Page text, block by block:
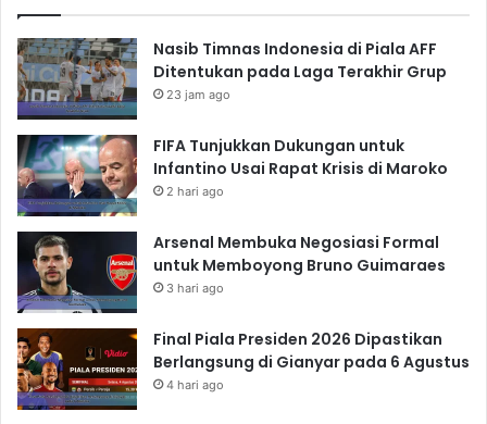
Nasib Timnas Indonesia di Piala AFF
Ditentukan pada Laga Terakhir Grup
23 jam ago
FIFA Tunjukkan Dukungan untuk
Infantino Usai Rapat Krisis di Maroko
2 hari ago
Arsenal Membuka Negosiasi Formal
untuk Memboyong Bruno Guimaraes
3 hari ago
Final Piala Presiden 2026 Dipastikan
Berlangsung di Gianyar pada 6 Agustus
4 hari ago